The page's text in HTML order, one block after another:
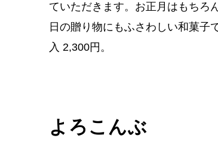
ていただきます。お正月はもちろ
日の贈り物にもふさわしい和菓子
入 2,300円。
よろこんぶ